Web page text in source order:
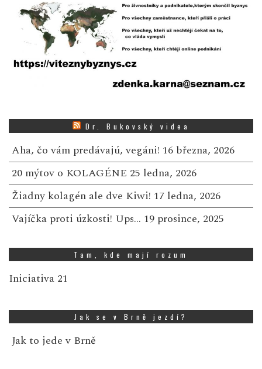
Dr. Bukovský videa
Aha, čo vám predávajú, vegáni! 16 března, 2026
20 mýtov o KOLAGÉNE 25 ledna, 2026
Žiadny kolagén ale dve Kiwi! 17 ledna, 2026
Vajíčka proti úzkosti! Ups… 19 prosince, 2025
Tam, kde mají rozum
Iniciativa 21
Jak se v Brně jezdí?
Jak to jede v Brně